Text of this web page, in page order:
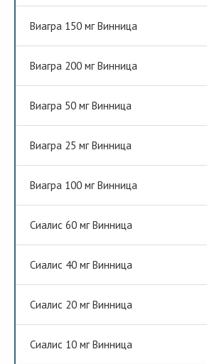
Виагра 150 мг Винница
Виагра 200 мг Винница
Виагра 50 мг Винница
Виагра 25 мг Винница
Виагра 100 мг Винница
Сиалис 60 мг Винница
Сиалис 40 мг Винница
Сиалис 20 мг Винница
Сиалис 10 мг Винница